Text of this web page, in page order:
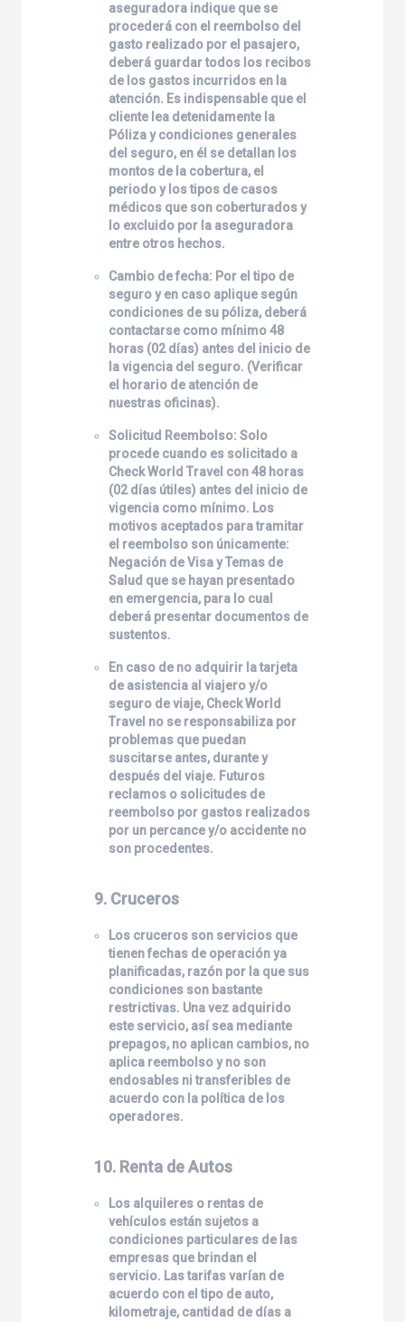
aseguradora indique que se
procederá con el reembolso del
gasto realizado por el pasajero,
deberá guardar todos los recibos
de los gastos incurridos en la
atención. Es indispensable que el
cliente lea detenidamente la
Póliza y condiciones generales
del seguro, en él se detallan los
montos de la cobertura, el
periodo y los tipos de casos
médicos que son coberturados y
lo excluido por la aseguradora
entre otros hechos.
Cambio de fecha: Por el tipo de
seguro y en caso aplique según
condiciones de su póliza, deberá
contactarse como mínimo 48
horas (02 días) antes del inicio de
la vigencia del seguro. (Verificar
el horario de atención de
nuestras oficinas).
Solicitud Reembolso: Solo
procede cuando es solicitado a
Check World Travel con 48 horas
(02 días útiles) antes del inicio de
vigencia como mínimo. Los
motivos aceptados para tramitar
el reembolso son únicamente:
Negación de Visa y Temas de
Salud que se hayan presentado
en emergencia, para lo cual
deberá presentar documentos de
sustentos.
En caso de no adquirir la tarjeta
de asistencia al viajero y/o
seguro de viaje, Check World
Travel no se responsabiliza por
problemas que puedan
suscitarse antes, durante y
después del viaje. Futuros
reclamos o solicitudes de
reembolso por gastos realizados
por un percance y/o accidente no
son procedentes.
9. Cruceros
Los cruceros son servicios que
tienen fechas de operación ya
planificadas, razón por la que sus
condiciones son bastante
restrictivas. Una vez adquirido
este servicio, así sea mediante
prepagos, no aplican cambios, no
aplica reembolso y no son
endosables ni transferibles de
acuerdo con la política de los
operadores.
10. Renta de Autos
Los alquileres o rentas de
vehículos están sujetos a
condiciones particulares de las
empresas que brindan el
servicio. Las tarifas varían de
acuerdo con el tipo de auto,
kilometraje, cantidad de días a